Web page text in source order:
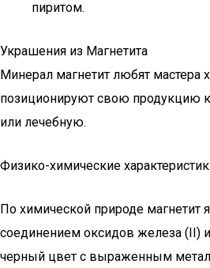
пиритом.
Украшения из Магнетита
Минерал магнетит любят мастера
позиционируют свою продукцию
или лечебную.
Физико-химические
По химической природе магнетит
соединением оксидов железа (ІІ)
черный цвет с выраженным